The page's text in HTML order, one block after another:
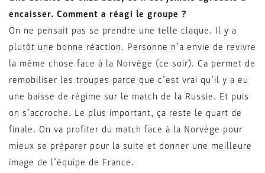
encaisser. Comment a réagi le groupe ?
On ne pensait pas se prendre une telle claque. Il y a
plutôt une bonne réaction. Personne n’a envie de revivre
la même chose face à la Norvège (ce soir). Ca permet de
remobiliser les troupes parce que c’est vrai qu’il y a eu
une baisse de régime sur le match de la Russie. Et puis
on s’accroche. Le plus important, ça reste le quart de
finale. On va profiter du match face à la Norvège pour
mieux se préparer pour la suite et donner une meilleure
image de l’équipe de France.